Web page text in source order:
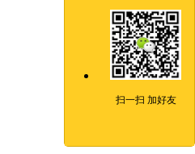
扫一扫 加好友